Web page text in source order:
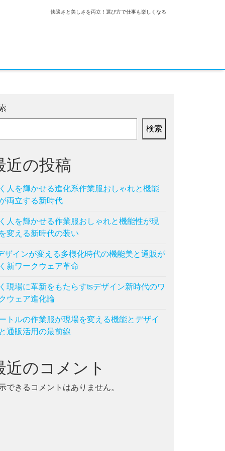
快適さと美しさを両立！選び方で仕事も楽しくなる
検索
近の投稿
人を輝かせる進化系作業服おしゃれと機能
両立する新時代
人を輝かせる作業服おしゃれと機能性が現
変える新時代の装い
ザインが変える多様化時代の機能美と通販が
新ワークウェア革命
現場に革新をもたらすtsデザイン新時代のワ
ウェア進化論
トルの作業服が現場を変える機能とデザイ
通販活用の最前線
近のコメント
できるコメントはありません。